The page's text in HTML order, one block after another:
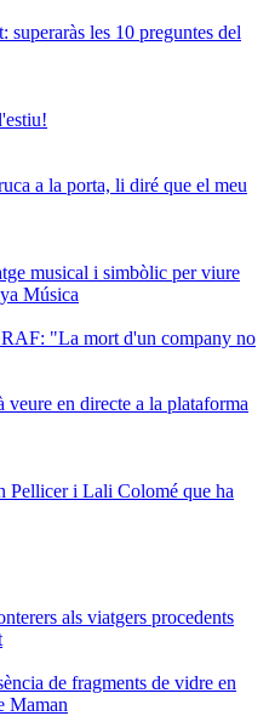
superaràs les 10 preguntes del
a la porta, li diré que el meu
musical i simbòlic per viure
Música
"La mort d'un company no
en directe a la plataforma
Pellicer i Lali Colomé que ha
als viatgers procedents
de fragments de vidre en
Maman